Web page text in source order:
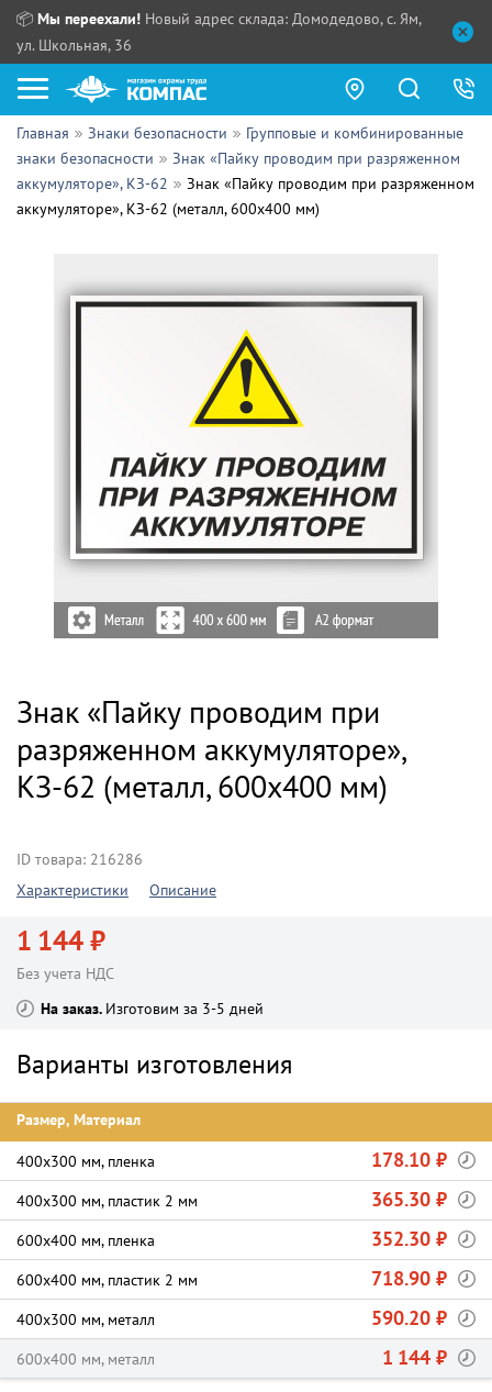
📦 Мы переехали! Новый адрес склада: Домодедово, с. Ям,
ул. Школьная, 36
Как купить?
Прайс-листы
Партнерам
ПТ:
СБ, ВС:
Главная Знаки безопасности
Групповые и комбинированные
знаки безопасности
Знак «Пайку проводим при разряженном
аккумуляторе», КЗ-62
Знак «Пайку проводим при разряженном
аккумуляторе», КЗ-62 (металл, 600х400 мм)
Знак «Пайку проводим при
разряженном аккумуляторе»,
КЗ-62 (металл, 600х400 мм)
ID товара: 216286
Характеристики
Описание
1 144 ₽
Без учета НДС
На заказ Изготовим за 3-5 дней
Варианты изготовления
Размер, Материал
400х300 мм, пленка 178.10 ₽
400х300 мм, пластик 2 мм 365.30 ₽
600х400 мм, пленка 352.30 ₽
600х400 мм, пластик 2 мм 718.90 ₽
400х300 мм, металл 590.20 ₽
600х400 мм, металл 1 144 ₽